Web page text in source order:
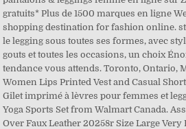
gratuits* Plus de 1500 marques en ligne
shopping destination for fashion online.
le legging sous toutes ses formes, avec
gouts et toutes les occasions, un choix
tendance vous attends. Toronto, Ontario,
Women Lips Printed Vest and Casual
Gilet imprimé à lèvres pour femmes et
Yoga Sports Set from Walmart Canada.
Over Faux Leather 20258r Size Large